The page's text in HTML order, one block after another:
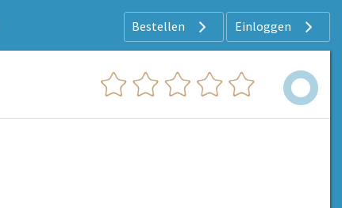
Bestellen Einloggen